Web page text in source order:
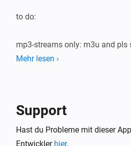
to do:
mp3-streams only: m3u and pls
supported
Some examples of streams
NL:
Mehr lesen ›
Support
Hast du Probleme mit dieser
Entwickler hier.